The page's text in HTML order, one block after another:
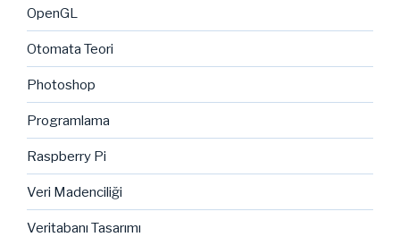
OpenGL
Otomata Teori
Photoshop
Programlama
Raspberry Pi
Veri Madenciliği
Veritabanı Tasarımı